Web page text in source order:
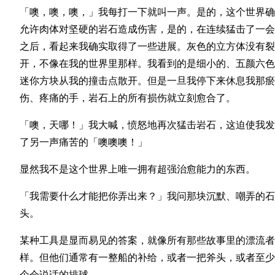
「噢，噢，噢，」我每打一下就叫一声。是的，这个世界
允许肉体对坚硬的岩石造成伤害，是的，在连续猛击了一
之后，看起来我确实取得了一些进展。灰色的立方体没有裂
开，不像在我的世界里那样。我看到的是细小的、五颜六
迷你方块从我的撞击点散开。但是一旦我停下来休息我那瘀
伤、疼痛的手，岩石上的所有损伤就立刻愈合了。
「噢，天哪！」我大喊，愤怒地再次猛击岩石，这迫使我
了另一声痛苦的「噢噢噢！」
显然我不是这个世界上唯一拥有超强治愈能力的东西。
「我需要什么才能把你弄出来？」我问那块沉默、嘲弄的石
头。
某种工具是显而易见的答案，就像所有那些故事里的漂流
样。但他们通常有一整船的补给，或者一把斧头，或者至